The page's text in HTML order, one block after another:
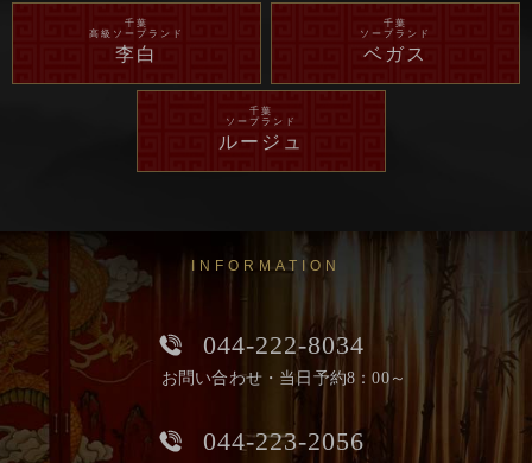
千葉
高級ソープランド
李白
千葉
ソープランド
ベガス
千葉
ソープランド
ルージュ
INFORMATION
044-222-8034
お問い合わせ・当日予約8：00～
044-223-2056